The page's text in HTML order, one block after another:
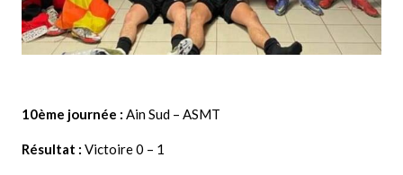
10ème journée : Ain Sud – ASMT
Résultat : Victoire 0 – 1